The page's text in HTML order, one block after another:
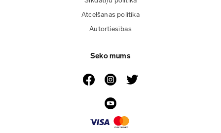
Atcelšanas politika
Autortiesības
Seko mums